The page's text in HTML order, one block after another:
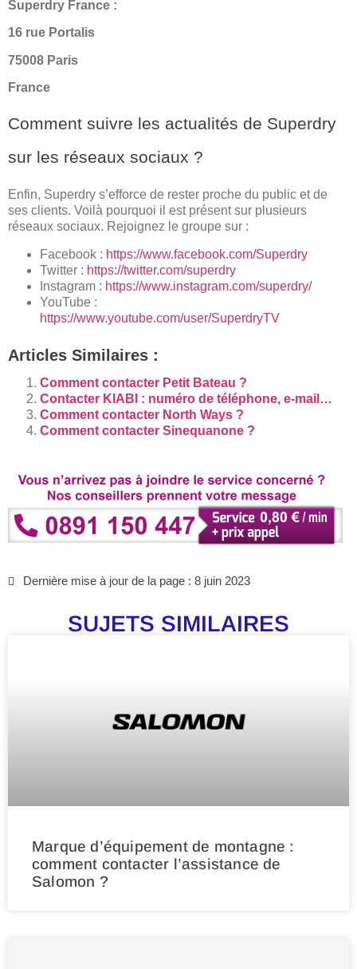
Superdry France :
16 rue Portalis
75008 Paris
France
Comment suivre les actualités de Superdry
sur les réseaux sociaux ?
Enfin, Superdry s’efforce de rester proche du public et de
ses clients. Voilà pourquoi il est présent sur plusieurs
réseaux sociaux. Rejoignez le groupe sur :
Facebook : https://www.facebook.com/Superdry
Twitter : https://twitter.com/superdry
Instagram : https://www.instagram.com/superdry/
YouTube :
https://www.youtube.com/user/SuperdryTV
Articles Similaires :
Comment contacter Petit Bateau ?
Contacter KIABI : numéro de téléphone, e-mail…
Comment contacter North Ways ?
Comment contacter Sinequanone ?
Dernière mise à jour de la page : 8 juin 2023
SUJETS SIMILAIRES
Marque d’équipement de montagne :
comment contacter l’assistance de
Salomon ?